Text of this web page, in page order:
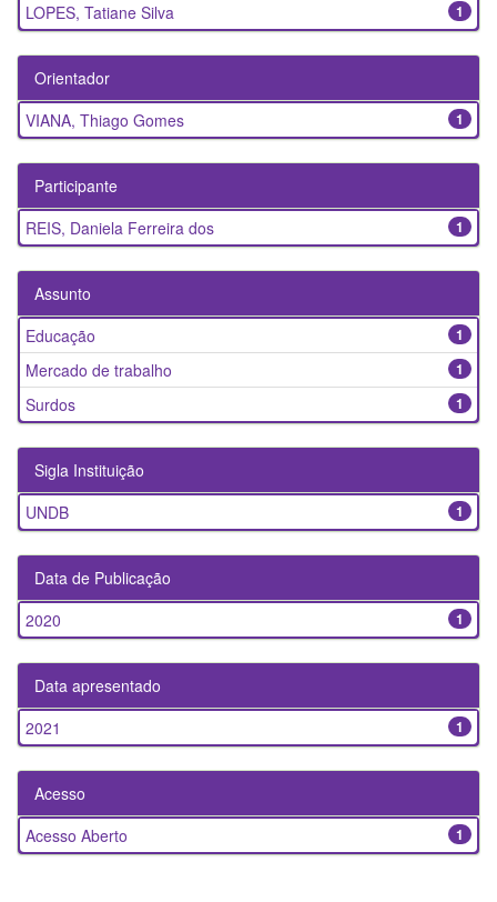
1
LOPES, Tatiane Silva
Orientador
1
VIANA, Thiago Gomes
Participante
1
REIS, Daniela Ferreira dos
Assunto
1
Educação
1
Mercado de trabalho
1
Surdos
Sigla Instituição
1
UNDB
Data de Publicação
1
2020
Data apresentado
1
2021
Acesso
1
Acesso Aberto